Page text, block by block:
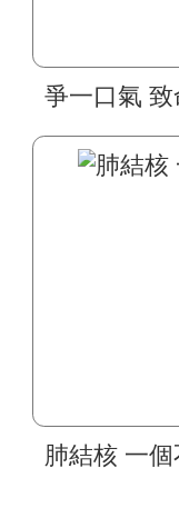
爭一口氣
肺結核 一